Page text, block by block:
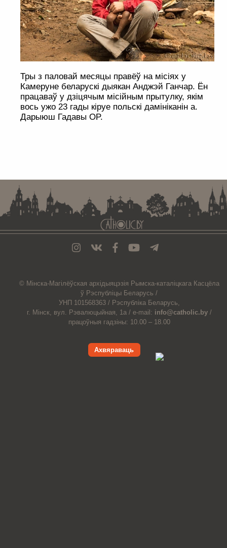
Тры з паловай месяцы правёў на місіях у
Камеруне беларускі дыякан Анджэй Ганчар. Ён
працаваў у дзіцячым місійным прытулку, якім
вось ужо 23 гады кіруе польскі дамініканін а.
Дарыюш Гадавы OP.
© Мiнска-Магiлёўская архiдыяцэзiя Рымска-каталіцкага Касцёла
ў Рэспубліцы Беларусь /
УНП 101568363 / Рэспубліка Беларусь,
г. Мінск, вул. Рэвалюцыйная, 1а / e-mail: info@catholic.by /
працоўныя гадзіны: 10.00 – 18.00
Ахвяраваць